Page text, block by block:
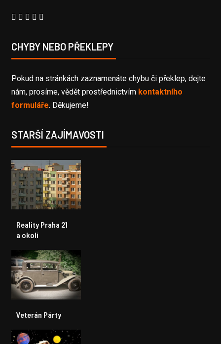
CHYBY NEBO PŘEKLEPY
Pokud na stránkách zaznamenáte chybu či překlep, dejte
nám, prosíme, vědět prostřednictvím kontaktního
formuláře. Děkujeme!
STARŠÍ ZAJÍMAVOSTI
Reality Praha 21
a okolí
Veterán Párty